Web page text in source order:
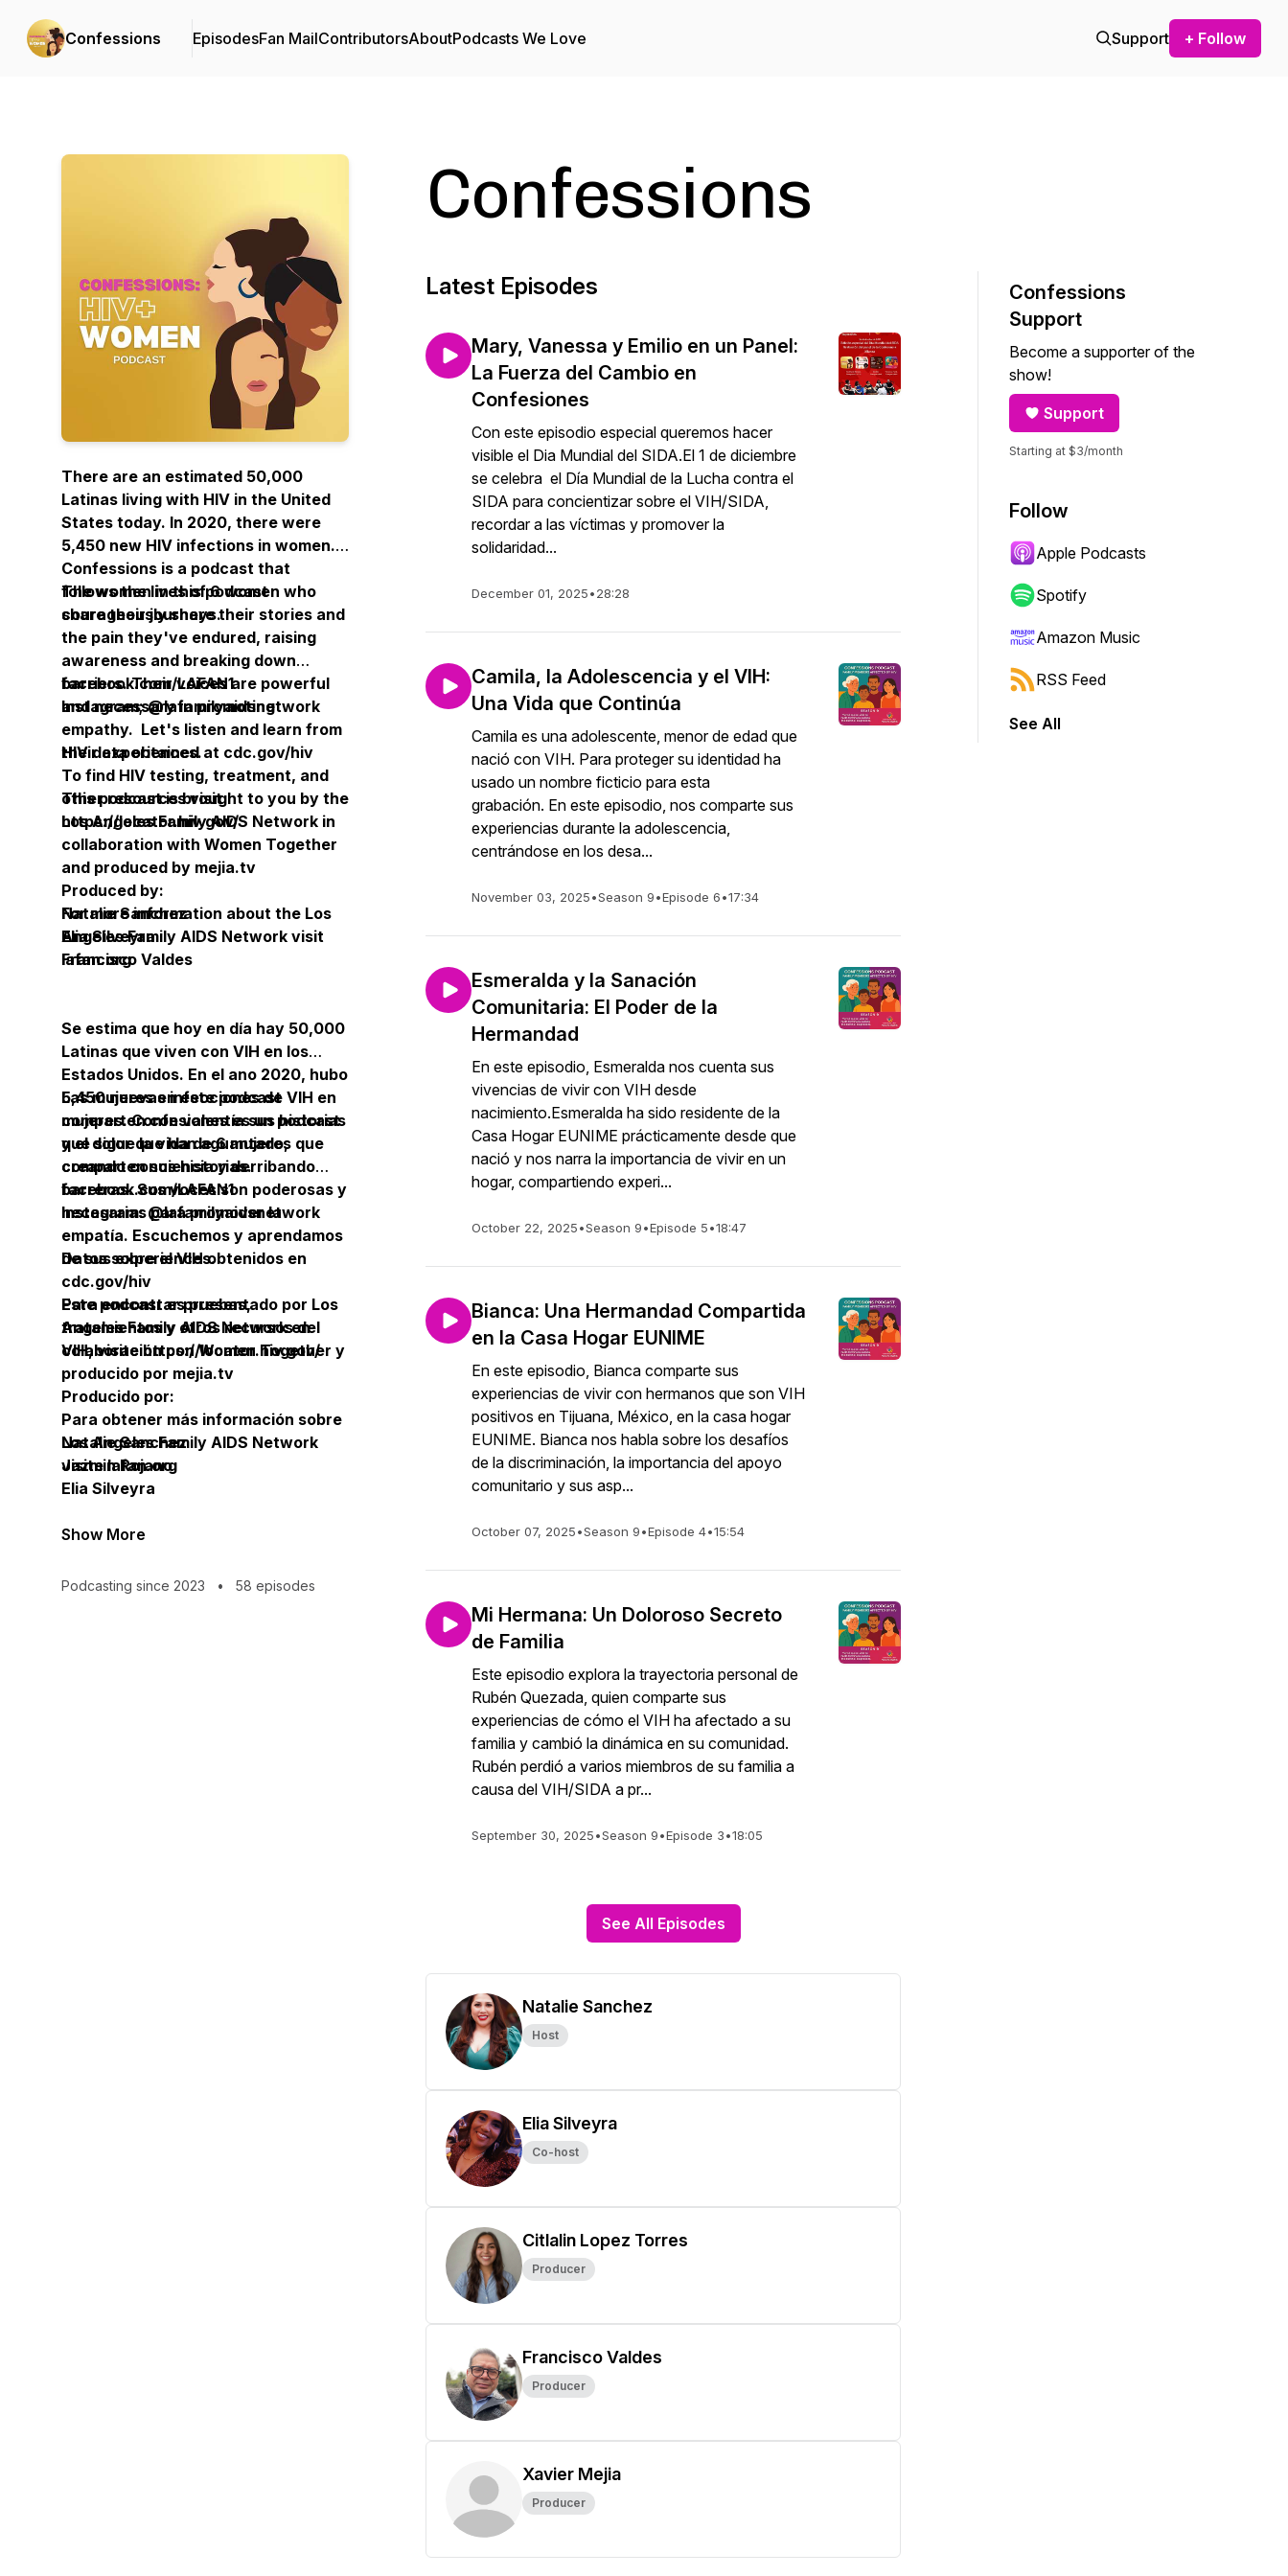
Confessions EpisodesFan MailContributorsAboutPodcasts We Love Support + Follow
There are an estimated 50,000
Latinas living with HIV in the United
States today. In 2020, there were
5,450 new HIV infections in women.
Confessions is a podcast that
follows the lives of 6 women who
share their journeys.
The women in this podcast
courageously share their stories and
the pain they've endured, raising
awareness and breaking down
barriers. Their voices are powerful
and necessary in promoting
empathy. Let's listen and learn from
their experiences.
This podcast is brought to you by the
Los Angeles Family AIDS Network in
collaboration with Women Together
and produced by mejia.tv
For more information about the Los
Angeles Family AIDS Network visit
lafan.org
facebook.com/LAFAN1
Instagram; @lafamilyaidsnetwork
HIV data obtained at cdc.gov/hiv
To find HIV testing, treatment, and
other resources visit
https://locator.hiv.gov/
Produced by:
Natalie Sanchez
Elia Silveyra
Francisco Valdes
Se estima que hoy en día hay 50,000
Latinas que viven con VIH en los
Estados Unidos. En el ano 2020, hubo
5,450 nuevas infecciones de VIH en
mujeres. Confesiones es un podcast
que sigue la vida de 6 mujeres que
comparten sus historias.
Las mujeres en este podcast
comparten con valentía sus historias
y el dolor que han aguantado,
creando conciencia y derribando
barreras. Sus voces son poderosas y
necesarias para promover la
empatía. Escuchemos y aprendamos
de sus experiences.
Este podcast es presentado por Los
Angeles Family AIDS Network en
colaboración con Women Together y
producido por mejia.tv
Para obtener más información sobre
Los Angeles Family AIDS Network
visite lafan.org
facebook.com/LAFAN1
Instagram: @lafamilyaidsnetwork
Datos sobre el VIH obtenidos en
cdc.gov/hiv
Para encontrar pruebas,
tratamientos y otros recursos del
VIH, visite https://locator.hiv.gov/
Producido por:
Natalie Sanchez
Jazmin Rojano
Elia Silveyra
Show More
Podcasting since 2023 • 58 episodes
Confessions
Latest Episodes
Mary, Vanessa y Emilio en un Panel:
La Fuerza del Cambio en
Confesiones
Con este episodio especial queremos hacer
visible el Dia Mundial del SIDA.El 1 de diciembre
se celebra el Día Mundial de la Lucha contra el
SIDA para concientizar sobre el VIH/SIDA,
recordar a las víctimas y promover la
solidaridad...
December 01, 2025•28:28
Camila, la Adolescencia y el VIH:
Una Vida que Continúa
Camila es una adolescente, menor de edad que
nació con VIH. Para proteger su identidad ha
usado un nombre ficticio para esta
grabación. En este episodio, nos comparte sus
experiencias durante la adolescencia,
centrándose en los desa...
November 03, 2025•Season 9•Episode 6•17:34
Esmeralda y la Sanación
Comunitaria: El Poder de la
Hermandad
En este episodio, Esmeralda nos cuenta sus
vivencias de vivir con VIH desde
nacimiento.Esmeralda ha sido residente de la
Casa Hogar EUNIME prácticamente desde que
nació y nos narra la importancia de vivir en un
hogar, compartiendo experi...
October 22, 2025•Season 9•Episode 5•18:47
Bianca: Una Hermandad Compartida
en la Casa Hogar EUNIME
En este episodio, Bianca comparte sus
experiencias de vivir con hermanos que son VIH
positivos en Tijuana, México, en la casa hogar
EUNIME. Bianca nos habla sobre los desafíos
de la discriminación, la importancia del apoyo
comunitario y sus asp...
October 07, 2025•Season 9•Episode 4•15:54
Mi Hermana: Un Doloroso Secreto
de Familia
Este episodio explora la trayectoria personal de
Rubén Quezada, quien comparte sus
experiencias de cómo el VIH ha afectado a su
familia y cambió la dinámica en su comunidad.
Rubén perdió a varios miembros de su familia a
causa del VIH/SIDA a pr...
September 30, 2025•Season 9•Episode 3•18:05
See All Episodes
Natalie Sanchez
Host
Elia Silveyra
Co-host
Citlalin Lopez Torres
Producer
Francisco Valdes
Producer
Xavier Mejia
Producer
Confessions
Support
Become a supporter of the
show!
Support
Starting at $3/month
Follow
Apple Podcasts
Spotify
Amazon Music
RSS Feed
See All